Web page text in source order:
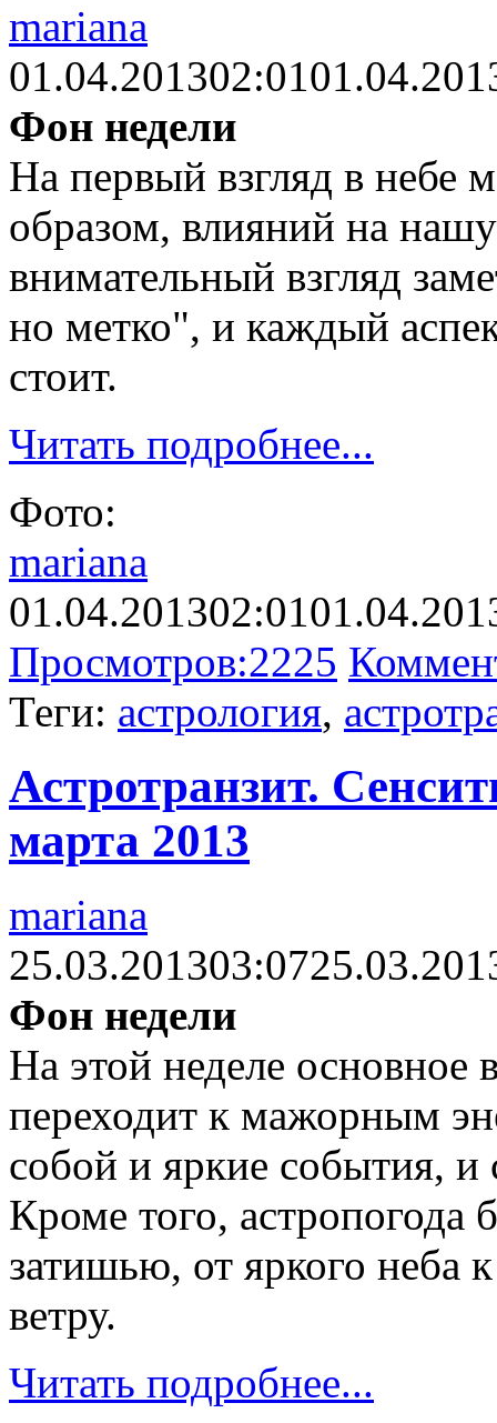
mariana
01.04.201302:01
Фон недели
На первый взгляд в небе
образом, влияний на
внимательный взгляд
но метко", и каждый
стоит.
Читать подробнее...
Фото:
mariana
01.04.201302:01
Просмотров:2225
Теги: астрология,
Астротранзит.
марта 2013
mariana
25.03.201303:07
Фон недели
На этой неделе основное
переходит к мажорным
собой и яркие события, и
Кроме того, астропогода
затишью, от яркого неба
ветру.
Читать подробнее...